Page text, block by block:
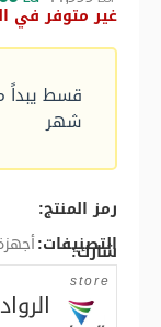
غير متوفر في
قسط
شهر
رمز المنتج:
التصنيفات:
شارك:
store
الرواد